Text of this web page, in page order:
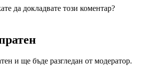
да докладвате този коментар?
и ще бъде разгледан от модератор.